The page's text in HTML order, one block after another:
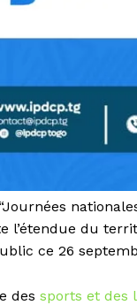
l’étendue du
ce 26
des sports et des